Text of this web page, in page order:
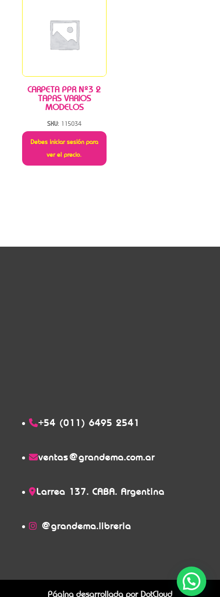
CARPETA PPR Nº3 2
TAPAS VARIOS
MODELOS
SKU: 115034
Debes iniciar sesión para
ver el precio.
+54 (011) 6495 2541
ventas@grandema.com.ar
Larrea 137. CABA. Argentina
@grandema.libreria
Página desarrollada por DotCloud